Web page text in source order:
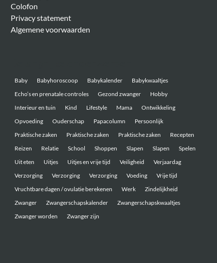
Colofon
Privacy statement
Algemene voorwaarden
Baby Babyhoroscoop Babykalender
Babykwaaltjes
Echo’s en prenatale controles
Gezond zwanger
Hobby
Interieur en tuin
Kind Lifestyle Mama
Ontwikkeling
Opvoeding
Ouderschap Papacolumn
Persoonlijk
Praktische zaken
Praktische zaken Praktische zaken
Recepten
Reizen
Relatie School Shoppen Slapen Slapen
Spelen
Uit eten
Uitjes Uitjes en vrije tijd Veiligheid
Verjaardag
Verzorging
Verzorging Verzorging Voeding
Vrije tijd
Vruchtbare dagen / ovulatie berekenen
Werk
Zindelijkheid
Zwanger
Zwangerschapskalender
Zwangerschapskwaaltjes
Zwanger worden
Zwanger zijn